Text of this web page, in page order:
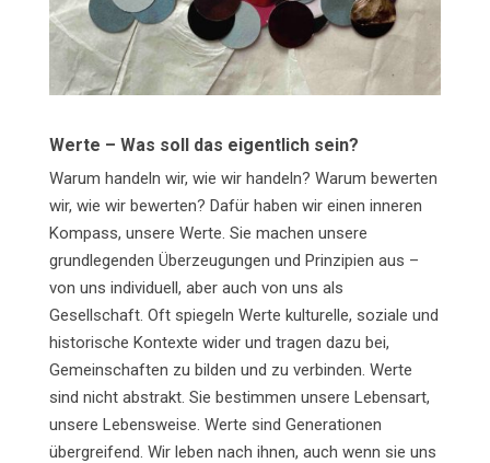
Werte – Was soll das eigentlich sein?
Warum handeln wir, wie wir handeln? Warum bewerten
wir, wie wir bewerten? Dafür haben wir einen inneren
Kompass, unsere Werte. Sie machen unsere
grundlegenden Überzeugungen und Prinzipien aus –
von uns individuell, aber auch von uns als
Gesellschaft. Oft spiegeln Werte kulturelle, soziale und
historische Kontexte wider und tragen dazu bei,
Gemeinschaften zu bilden und zu verbinden. Werte
sind nicht abstrakt. Sie bestimmen unsere Lebensart,
unsere Lebensweise. Werte sind Generationen
übergreifend. Wir leben nach ihnen, auch wenn sie uns